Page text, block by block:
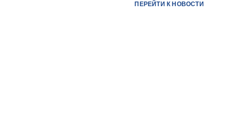
зоны, окружающей перегрузочный комплекс, от
ПЕРЕЙТИ К НОВОСТИ